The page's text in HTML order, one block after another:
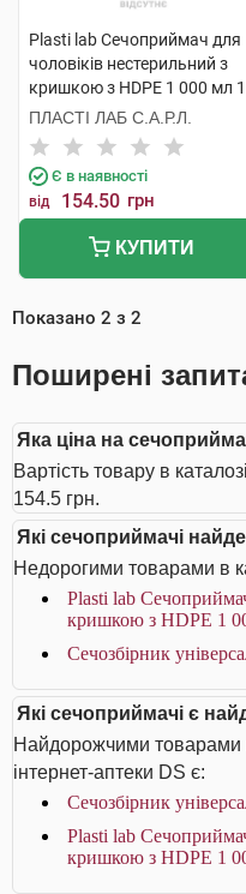
Plasti lab Сечоприймач для
чоловіків нестерильний з
кришкою з HDPE 1 000 мл 1
шт
ПЛАСТІ ЛАБ С.А.Р.Л.
Є в наявності
від 154.50 грн
КУПИТИ
Показано 2 з 2
Поширені
Яка ціна на
Вартість товару в
154.5 грн.
Які сечоприймачі
Недорогими товарами в
Plasti lab
кришкою з HDPE 1
Сечозбірник
Які сечоприймачі є
Найдорожчими товарами
інтернет-аптеки DS є:
Сечозбірник
Plasti lab
кришкою з HDPE 1